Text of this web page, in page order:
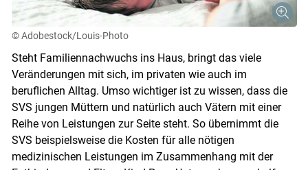
© Adobestock/Louis-Photo
Steht Familiennachwuchs ins Haus, bringt das viele
Veränderungen mit sich, im privaten wie auch im
beruflichen Alltag. Umso wichtiger ist zu wissen, dass die
SVS jungen Müttern und natürlich auch Vätern mit einer
Reihe von Leistungen zur Seite steht. So übernimmt die
SVS beispielsweise die Kosten für alle nötigen
medizinischen Leistungen im Zusammenhang mit der